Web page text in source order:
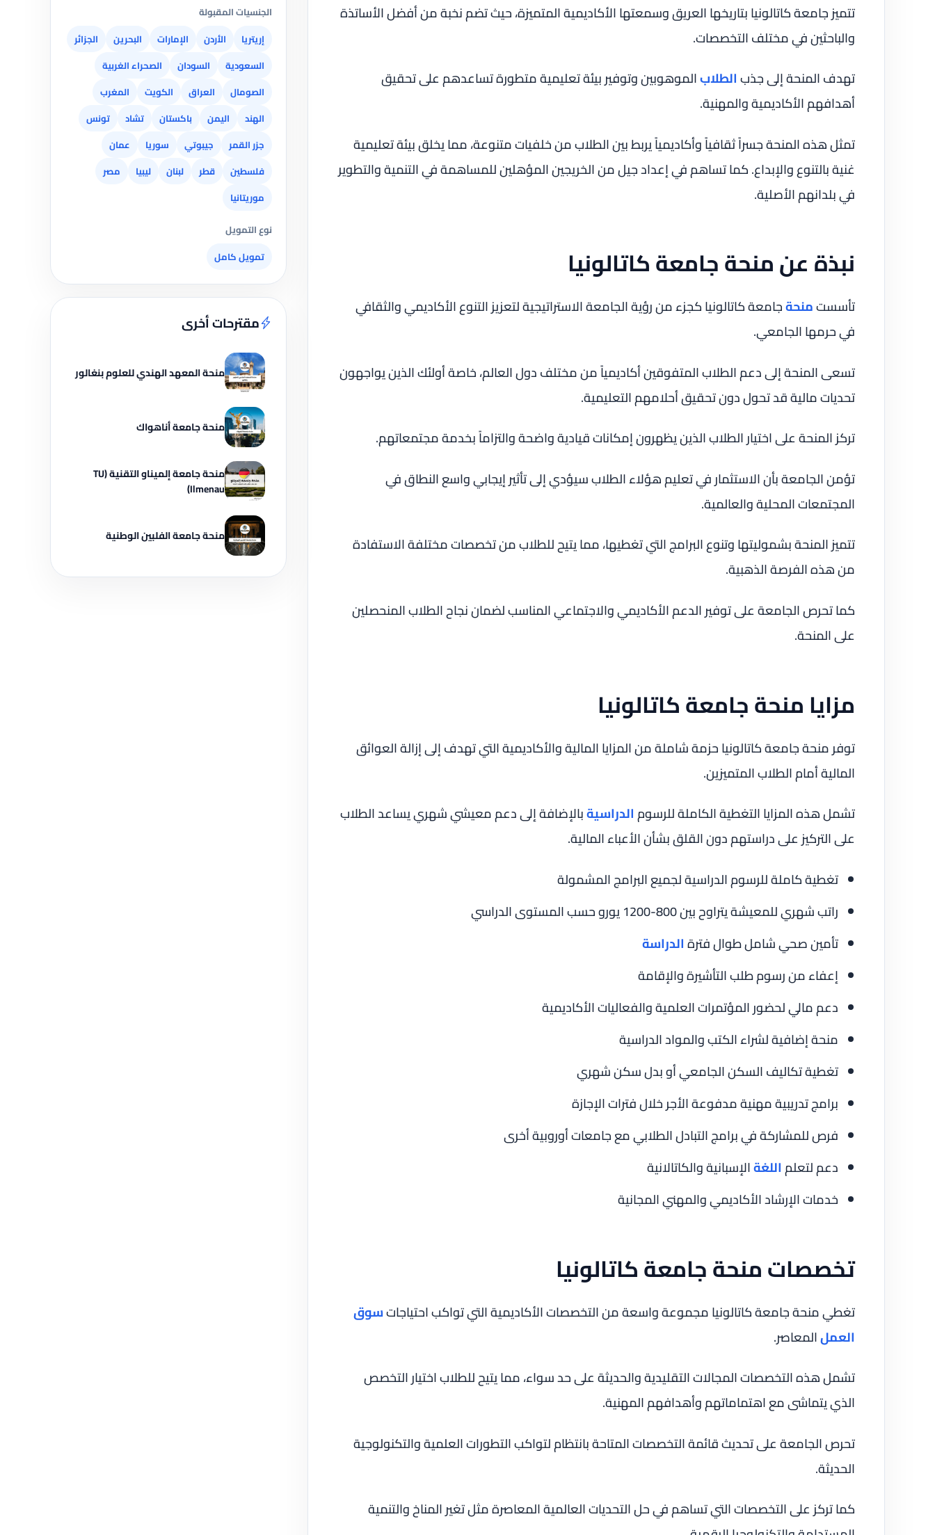
تتميز جامعة كاتالونيا بتاريخها العريق وسمعتها الأكاديمية المتميزة، حيث تضم نخبة من أفضل الأساتذة
والباحثين في مختلف التخصصات.
تهدف المنحة إلى جذبالطلابالموهوبين وتوفير بيئة تعليمية متطورة تساعدهم على تحقيق
أهدافهم الأكاديمية والمهنية.
تمثل هذه المنحة جسراً ثقافياً وأكاديمياً يربط بين الطلاب من خلفيات متنوعة، مما يخلق بيئة تعليمية
غنية بالتنوع والإبداع. كما تساهم في إعداد جيل من الخريجين المؤهلين للمساهمة في التنمية والتطوير
في بلدانهم الأصلية.
نبذة عن منحة جامعة كاتالونيا
تأسستمنحةجامعة كاتالونيا كجزء من رؤية الجامعة الاستراتيجية لتعزيز التنوع الأكاديمي والثقافي
في حرمها الجامعي.
تسعى المنحة إلى دعم الطلاب المتفوقين أكاديمياً من مختلف دول العالم، خاصة أولئك الذين يواجهون
تحديات مالية قد تحول دون تحقيق أحلامهم التعليمية.
تركز المنحة على اختيار الطلاب الذين يظهرون إمكانات قيادية واضحة والتزاماً بخدمة مجتمعاتهم.
تؤمن الجامعة بأن الاستثمار في تعليم هؤلاء الطلاب سيؤدي إلى تأثير إيجابي واسع النطاق في
المجتمعات المحلية والعالمية.
تتميز المنحة بشموليتها وتنوع البرامج التي تغطيها، مما يتيح للطلاب من تخصصات مختلفة الاستفادة
من هذه الفرصة الذهبية.
كما تحرص الجامعة على توفير الدعم الأكاديمي والاجتماعي المناسب لضمان نجاح الطلاب المنحصلين
على المنحة.
مزايا منحة جامعة كاتالونيا
توفر منحة جامعة كاتالونيا حزمة شاملة من المزايا المالية والأكاديمية التي تهدف إلى إزالة العوائق
المالية أمام الطلاب المتميزين.
تشمل هذه المزايا التغطية الكاملة للرسومالدراسيةبالإضافة إلى دعم معيشي شهري يساعد الطلاب
على التركيز على دراستهم دون القلق بشأن الأعباء المالية.
تغطية كاملة للرسوم الدراسية لجميع البرامج المشمولة
راتب شهري للمعيشة يتراوح بين 800-1200 يورو حسب المستوى الدراسي
تأمين صحي شامل طوال فترةالدراسة
إعفاء من رسوم طلب التأشيرة والإقامة
دعم مالي لحضور المؤتمرات العلمية والفعاليات الأكاديمية
منحة إضافية لشراء الكتب والمواد الدراسية
تغطية تكاليف السكن الجامعي أو بدل سكن شهري
برامج تدريبية مهنية مدفوعة الأجر خلال فترات الإجازة
فرص للمشاركة في برامج التبادل الطلابي مع جامعات أوروبية أخرى
دعم لتعلماللغةالإسبانية والكاتالانية
خدمات الإرشاد الأكاديمي والمهني المجانية
تخصصات منحة جامعة كاتالونيا
تغطي منحة جامعة كاتالونيا مجموعة واسعة من التخصصات الأكاديمية التي تواكب احتياجاتسوق
العملالمعاصر.
تشمل هذه التخصصات المجالات التقليدية والحديثة على حد سواء، مما يتيح للطلاب اختيار التخصص
الذي يتماشى مع اهتماماتهم وأهدافهم المهنية.
تحرص الجامعة على تحديث قائمة التخصصات المتاحة بانتظام لتواكب التطورات العلمية والتكنولوجية
الحديثة.
كما تركز على التخصصات التي تساهم في حل التحديات العالمية المعاصرة مثل تغير المناخ والتنمية
الجنسيات المقبولة
إريتريا
الأردن الإمارات البحرين
الجزائر
السعودية
السودان
الصحراء الغربية
الصومال
العراق الكويت
المغرب
الهند
اليمن باكستان تشاد
تونس
جزر القمر
جيبوتي سوريا
عمان
فلسطين
قطر لبنان ليبيا
مصر
موريتانيا
نوع التمويل
تمويل كامل
مقترحات أخرى
منحة المعهد الهندي للعلوم بنغالور
منحة جامعة أناهواك
منحة جامعة إلميناو التقنية (TU
Ilmenau)
منحة جامعة الفلبين الوطنية